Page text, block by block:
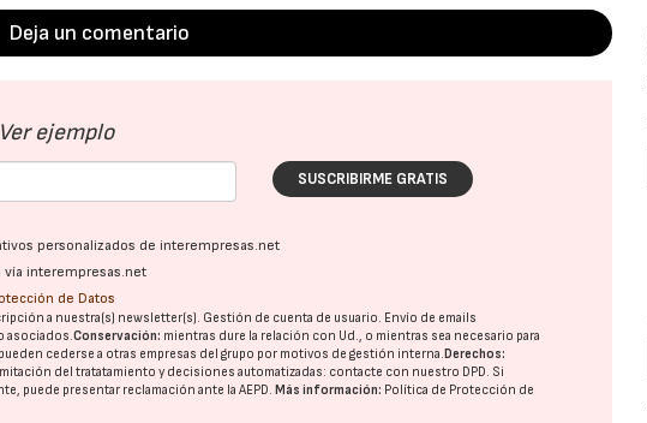
Deja un comentario
Ver ejemplo
SUSCRIBIRME GRATIS
personalizados de interempresas.net
interempresas.net
de Datos
a nuestra(s) newsletter(s). Gestión de cuenta de usuario. Envío de emails
asociados.Conservación: mientras dure la relación con Ud., o mientras sea necesario para
cederse a otras empresas del grupo por motivos de gestión interna.Derechos:
del tratatamiento y decisiones automatizadas: contacte con nuestro DPD . Si
puede presentar reclamación ante laAEPD .Más información: Política de Protección de